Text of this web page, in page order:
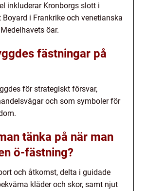
inkluderar Kronborgs slott i
Boyard i Frankrike och venetianska
öar.
fästningar på
för strategiskt försvar,
och som symboler för
tänka på när man
ö-fästning?
och åtkomst, delta i guidade
kläder och skor, samt njut